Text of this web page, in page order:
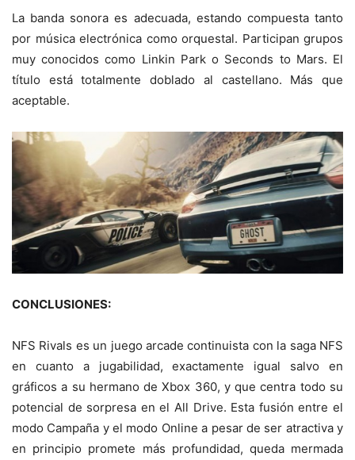
La banda sonora es adecuada, estando compuesta tanto
por música electrónica como orquestal. Participan grupos
muy conocidos como Linkin Park o Seconds to Mars. El
título está totalmente doblado al castellano. Más que
aceptable.
CONCLUSIONES:
NFS Rivals es un juego arcade continuista con la saga NFS
en cuanto a jugabilidad, exactamente igual salvo en
gráficos a su hermano de Xbox 360, y que centra todo su
potencial de sorpresa en el All Drive. Esta fusión entre el
modo Campaña y el modo Online a pesar de ser atractiva y
en principio promete más profundidad, queda mermada